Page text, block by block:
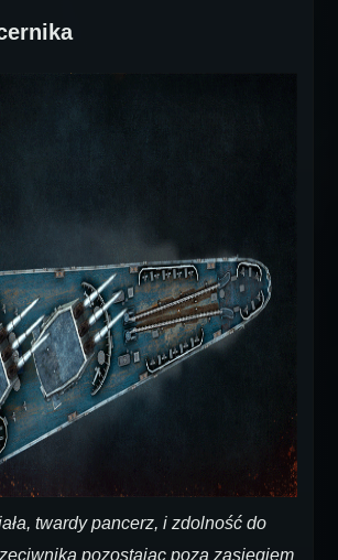
twardy pancerz, i zdolność do
pozostając poza zasięgiem